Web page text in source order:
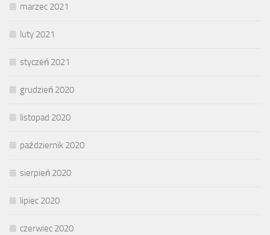
marzec 2021
luty 2021
styczeń 2021
grudzień 2020
listopad 2020
październik 2020
sierpień 2020
lipiec 2020
czerwiec 2020